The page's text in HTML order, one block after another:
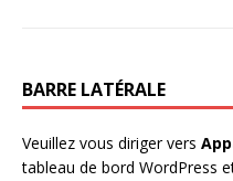
BARRE LATÉRALE
Veuillez vous diriger vers
tableau de bord WordPress